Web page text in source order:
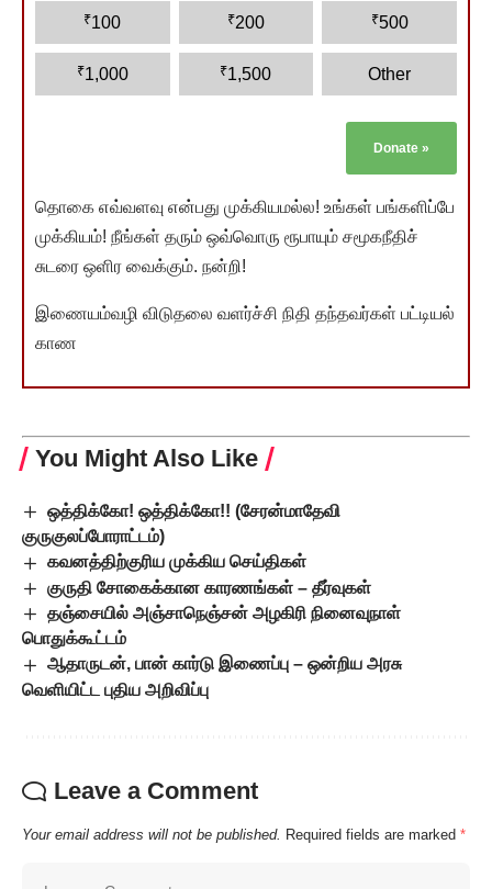
₹100 ₹200 ₹500
₹1,000 ₹1,500 Other
Donate »
தொகை எவ்வளவு என்பது முக்கியமல்ல! உங்கள் பங்களிப்பே
முக்கியம்! நீங்கள் தரும் ஒவ்வொரு ரூபாயும் சமூகநீதிச்
சுடரை ஒளிர வைக்கும். நன்றி!
இணையம்வழி விடுதலை வளர்ச்சி நிதி தந்தவர்கள் பட்டியல்
காண
You Might Also Like
ஒத்திக்கோ! ஒத்திக்கோ!! (சேரன்மாதேவி
குருகுலப்போராட்டம்)
கவனத்திற்குரிய முக்கிய செய்திகள்
குருதி சோகைக்கான காரணங்கள் – தீர்வுகள்
தஞ்சையில் அஞ்சாநெஞ்சன் அழகிரி நினைவுநாள்
பொதுக்கூட்டம்
ஆதாருடன், பான் கார்டு இணைப்பு – ஒன்றிய அரசு
வெளியிட்ட புதிய அறிவிப்பு
Leave a Comment
Your email address will not be published. Required fields are marked *